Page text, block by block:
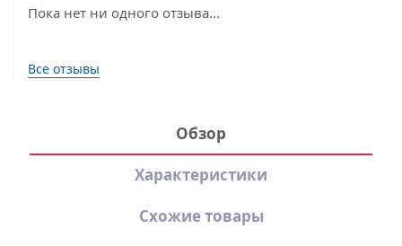
Пока нет ни одного отзыва...
Все отзывы
Обзор
Характеристики
Схожие товары